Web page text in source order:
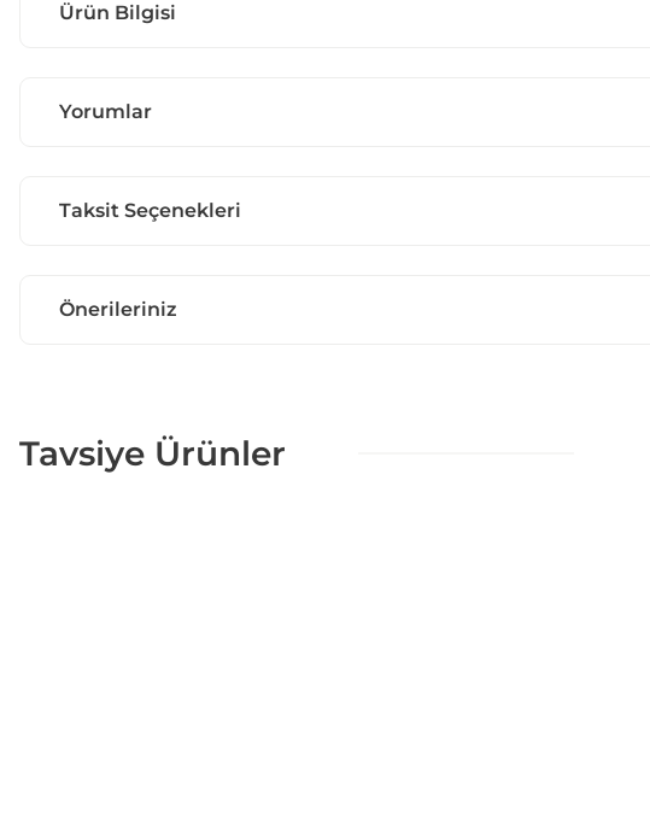
Ürün Bilgisi
Yorumlar
Taksit Seçenekleri
Önerileriniz
Tavsiye Ürünler